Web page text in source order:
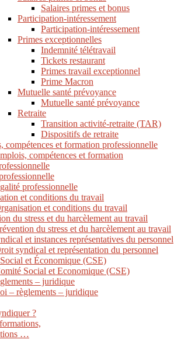
Salaires primes et bonus
Participation-intéressement
Participation-intéressement
Primes exceptionnelles
Indemnité télétravail
Tickets restaurant
Primes travail exceptionnel
Prime Macron
Mutuelle santé prévoyance
Mutuelle santé prévoyance
Retraite
Transition activité-retraite (TAR)
Dispositifs de retraite
compétences et formation professionnelle
compétences et formation
professionnelle
et conditions du travail
et conditions du travail
du stress et du harcèlement au travail
du stress et du harcèlement au travail
et instances représentatives du personnel
syndical et représentation du personnel
et Économique (CSE)
Social et Economique (CSE)
– juridique
– règlements – juridique
?
…